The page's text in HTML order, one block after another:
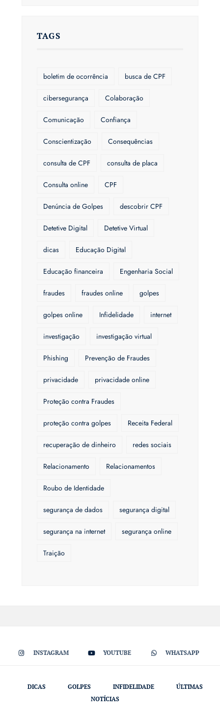
TAGS
boletim de ocorrência busca de CPF
cibersegurança Colaboração
Comunicação Confiança
Conscientização Consequências
consulta de CPF consulta de placa
Consulta online CPF
Denúncia de Golpes descobrir CPF
Detetive Digital Detetive Virtual
dicas Educação Digital
Educação financeira Engenharia Social
fraudes fraudes online golpes
golpes online Infidelidade internet
investigação investigação virtual
Phishing Prevenção de Fraudes
privacidade privacidade online
Proteção contra Fraudes
proteção contra golpes Receita Federal
recuperação de dinheiro redes sociais
Relacionamento Relacionamentos
Roubo de Identidade
segurança de dados segurança digital
segurança na internet segurança online
Traição
INSTAGRAM YOUTUBE WHATSAPP
DICAS GOLPES INFIDELIDADE
ÚLTIMAS
NOTÍCIAS